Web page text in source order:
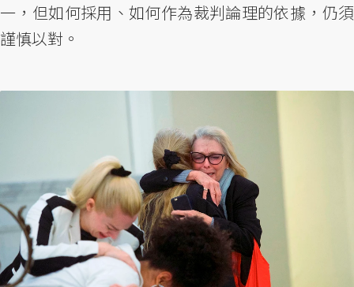
一，但如何採用、如何作為裁判論理的依據，仍須
謹慎以對。